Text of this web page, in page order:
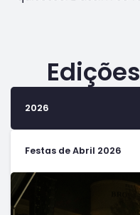
2026
Festas de Abril 2026